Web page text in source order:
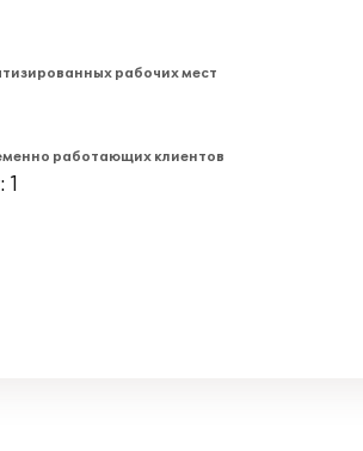
рабочих мест
работающих клиентов
1